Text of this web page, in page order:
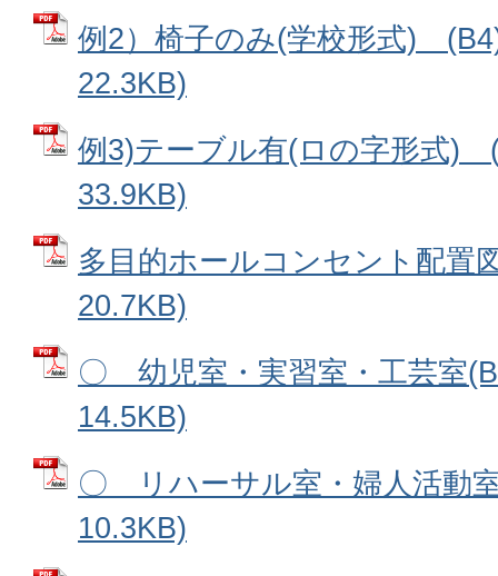
例2）椅子のみ(学校形式)
22.3KB)
例3)テーブル有(ロの字形式)
33.9KB)
多目的ホールコンセント配置
20.7KB)
〇 幼児室・実習室・工芸室
14.5KB)
〇 リハーサル室・婦人活動
10.3KB)